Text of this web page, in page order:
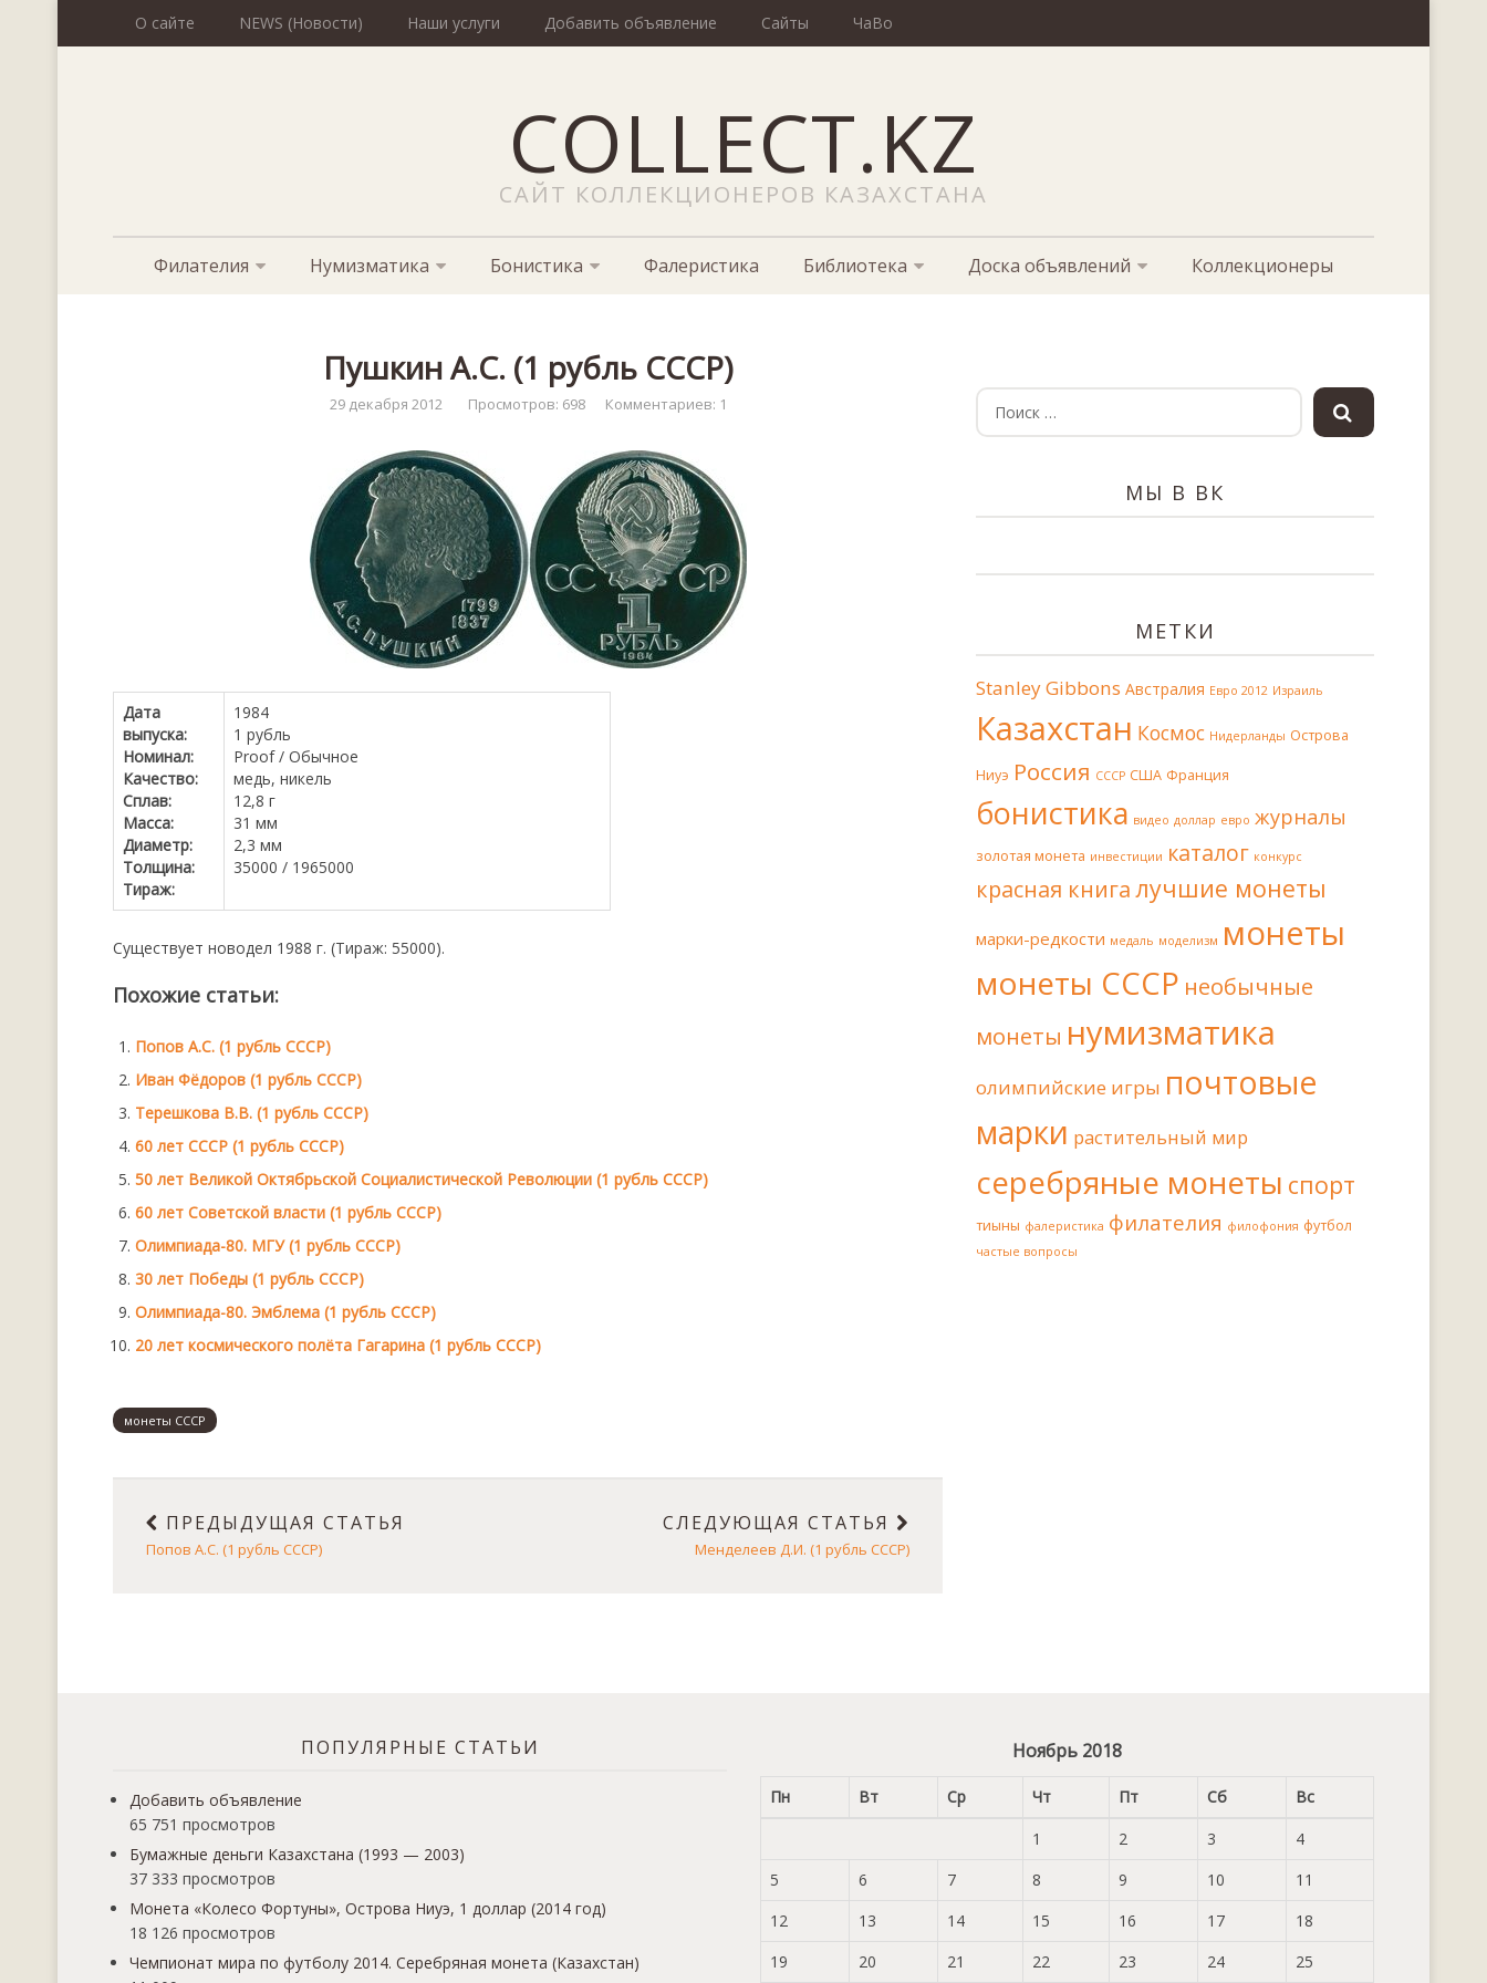
О сайте NEWS (Новости) Наши услуги Добавить объявление Сайты ЧаВо
COLLECT.KZ
САЙТ КОЛЛЕКЦИОНЕРОВ КАЗАХСТАНА
Филателия Нумизматика Бонистика Фалеристика Библиотека Доска объявлений Коллекционеры
Пушкин А.С. (1 рубль СССР)
29 декабря 2012 Просмотров: 698 Комментариев: 1
Дата
выпуска:
Номинал:
Качество:
Сплав:
Масса:
Диаметр:
Толщина:
Тираж:
1984
1 рубль
Proof / Обычное
медь, никель
12,8 г
31 мм
2,3 мм
35000 / 1965000
Существует новодел 1988 г. (Тираж: 55000).
Похожие статьи:
Попов А.С. (1 рубль СССР)
Иван Фёдоров (1 рубль СССР)
Терешкова В.В. (1 рубль СССР)
60 лет СССР (1 рубль СССР)
50 лет Великой Октябрьской Социалистической Революции (1 рубль СССР)
60 лет Советской власти (1 рубль СССР)
Олимпиада-80. МГУ (1 рубль СССР)
30 лет Победы (1 рубль СССР)
Олимпиада-80. Эмблема (1 рубль СССР)
20 лет космического полёта Гагарина (1 рубль СССР)
монеты СССР
ПРЕДЫДУЩАЯ СТАТЬЯ
Попов А.С. (1 рубль СССР)
СЛЕДУЮЩАЯ СТАТЬЯ
Менделеев Д.И. (1 рубль СССР)
МЫ В ВК
МЕТКИ
Stanley Gibbons Австралия Евро 2012 Израиль
Казахстан Космос Нидерланды Острова
Ниуэ Россия СССР США Франция
бонистика видео доллар евро журналы
золотая монета инвестиции каталог конкурс
красная книгалучшие монеты
марки-редкости медаль моделизм монеты
монеты СССР необычные
монеты нумизматика
олимпийские игры почтовые
марки растительный мир
серебряные монеты спорт
тиыны фалеристика филателия филофония футбол
частые вопросы
ПОПУЛЯРНЫЕ СТАТЬИ
Добавить объявление
65 751 просмотров
Бумажные деньги Казахстана (1993 — 2003)
37 333 просмотров
Монета «Колесо Фортуны», Острова Ниуэ, 1 доллар (2014 год)
18 126 просмотров
Чемпионат мира по футболу 2014. Серебряная монета (Казахстан)
Ноябрь 2018
Пн Вт Ср Чт Пт Сб
Вс
1
2 3
4
5
6 7 8 9 10
11
12
13 14 15 16 17
18
19
20 21 22 23 24 25